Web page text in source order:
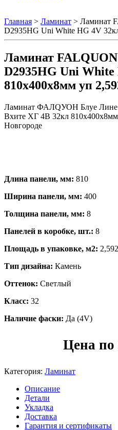
Главная > Ламинат > Ламинат
D2935HG Uni White HG 4V
Ламинат FALQUON
D2935HG Uni White
810х400х8мм уп
Ламинат ФАЛQУОН Блуе Лине
Вхите ХГ 4В 32кл
Новгороде
Длина панели, мм: 810
Ширина панели, мм: 400
Толщина панели, мм: 8
Панелей в коробке, шт.: 8
Площадь в упаковке, м2: 2,592
Тип дизайна: Камень
Оттенок: Светлый
Класс: 32
Наличие фаски: Да (4V)
Цена по
Категория: Ламинат
Описание
Детали
Укладка
Доставка
Гарантия и сертификаты